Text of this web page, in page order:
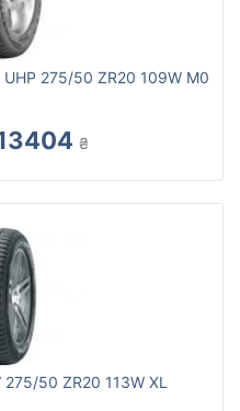
275/50 ZR20 109W M0
₴
50 ZR20 113W XL